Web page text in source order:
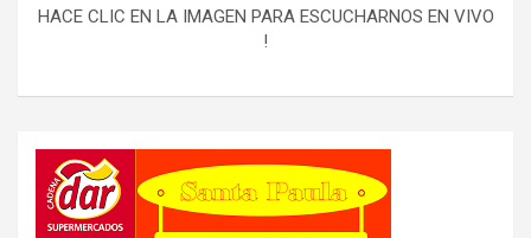
HACE CLIC EN LA IMAGEN PARA ESCUCHARNOS EN VIVO
!